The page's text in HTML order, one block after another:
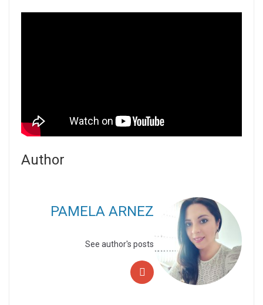
Author
PAMELA ARNEZ
See author's posts